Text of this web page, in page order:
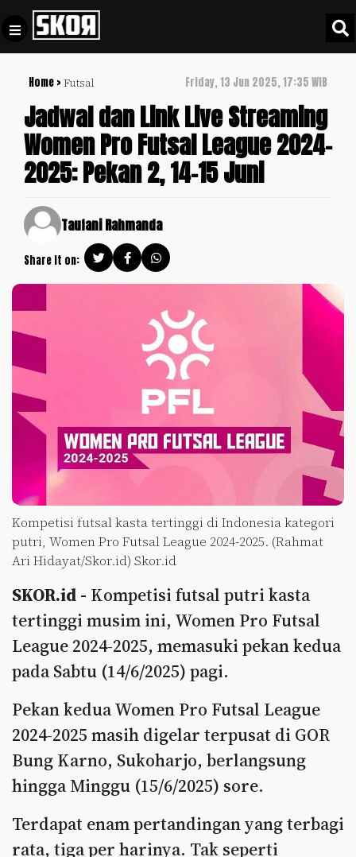
Home > Futsal Friday, 13 Jun 2025, 17:35 WIB
Jadwal dan Link Live Streaming
Women Pro Futsal League 2024-
2025: Pekan 2, 14-15 Juni
Taufani Rahmanda
Share it on:
Kompetisi futsal kasta tertinggi di Indonesia kategori
putri, Women Pro Futsal League 2024-2025. (Rahmat
Ari Hidayat/Skor.id) Skor.id
SKOR.id - Kompetisi futsal putri kasta
tertinggi musim ini, Women Pro Futsal
League 2024-2025, memasuki pekan kedua
pada Sabtu (14/6/2025) pagi.
Pekan kedua Women Pro Futsal League
2024-2025 masih digelar terpusat di GOR
Bung Karno, Sukoharjo, berlangsung
hingga Minggu (15/6/2025) sore.
Terdapat enam pertandingan yang terbagi
rata, tiga per harinya. Tak seperti
Football +
Culture +
Update
Indonesia
Policy
Pedoman
Pemberitaan
Media
Disclaimer
Tentang
Kami